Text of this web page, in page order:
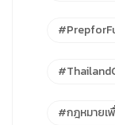
#กฎหมายเ